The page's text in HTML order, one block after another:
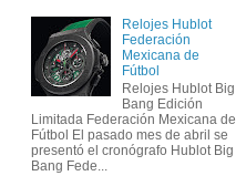
Relojes Hublot
Federación
Mexicana de
Fútbol
Relojes Hublot Big
Bang Edición
Limitada Federación Mexicana de
Fútbol El pasado mes de abril se
presentó el cronógrafo Hublot Big
Bang Fede...